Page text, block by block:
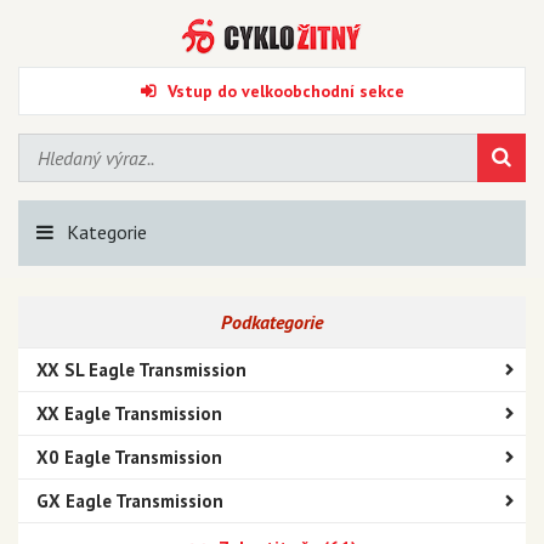
Vstup do velkoobchodní sekce
Kategorie
Podkategorie
XX SL Eagle Transmission
XX Eagle Transmission
X0 Eagle Transmission
GX Eagle Transmission